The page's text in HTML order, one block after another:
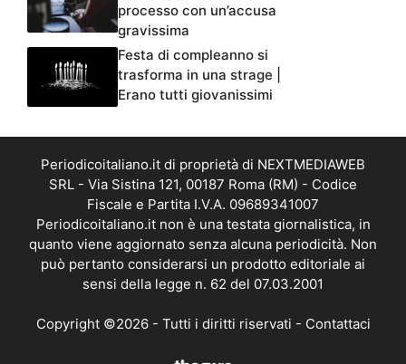
processo con un’accusa
gravissima
Festa di compleanno si
trasforma in una strage |
Erano tutti giovanissimi
Periodicoitaliano.it di proprietà di NEXTMEDIAWEB
SRL - Via Sistina 121, 00187 Roma (RM) - Codice
Fiscale e Partita I.V.A. 09689341007
Periodicoitaliano.it non è una testata giornalistica, in
quanto viene aggiornato senza alcuna periodicità. Non
può pertanto considerarsi un prodotto editoriale ai
sensi della legge n. 62 del 07.03.2001
Copyright ©2026 - Tutti i diritti riservati - Contattaci